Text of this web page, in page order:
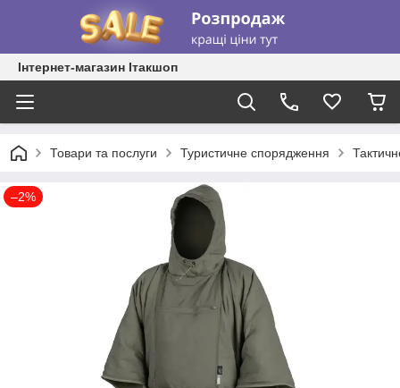
Інтернет-магазин Ітакшоп
Товари та послуги Туристичне спорядження
–2%